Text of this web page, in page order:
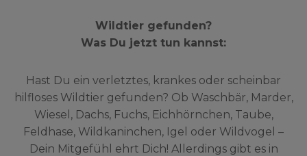
Wildtier gefunden?
Was Du jetzt tun kannst:
Hast Du ein verletztes, krankes oder scheinbar
hilfloses Wildtier gefunden? Ob Waschbär, Marder,
Wiesel, Dachs, Fuchs, Eichhörnchen, Taube,
Feldhase, Wildkaninchen, Igel oder Wildvogel –
Dein Mitgefühl ehrt Dich! Allerdings gibt es in